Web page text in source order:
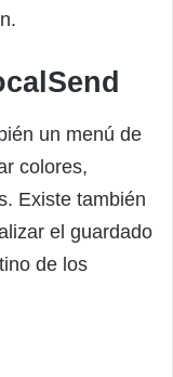
un menú de
colores,
Existe también
el guardado
de los